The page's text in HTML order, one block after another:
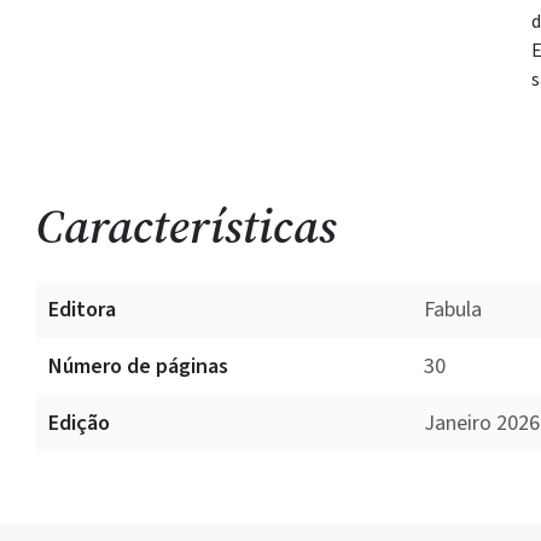
Características
Editora
Fabula
Número de páginas
30
Edição
Janeiro 2026